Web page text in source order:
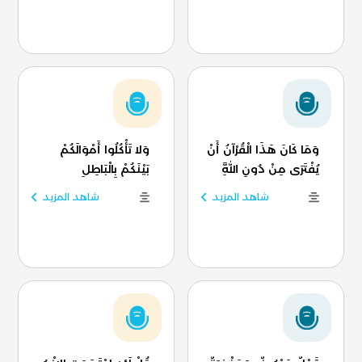
وَمَا كَانَ هَذَا الْقُرْآنُ أَنْ
يُفْتَرَى مِنْ دُونِ اللَّهِ
شاهد المزيد
وَلا تَأْكُلُوا أَمْوَالَكُمْ
بَيْنَكُمْ بِالْبَاطِلِ
شاهد المزيد